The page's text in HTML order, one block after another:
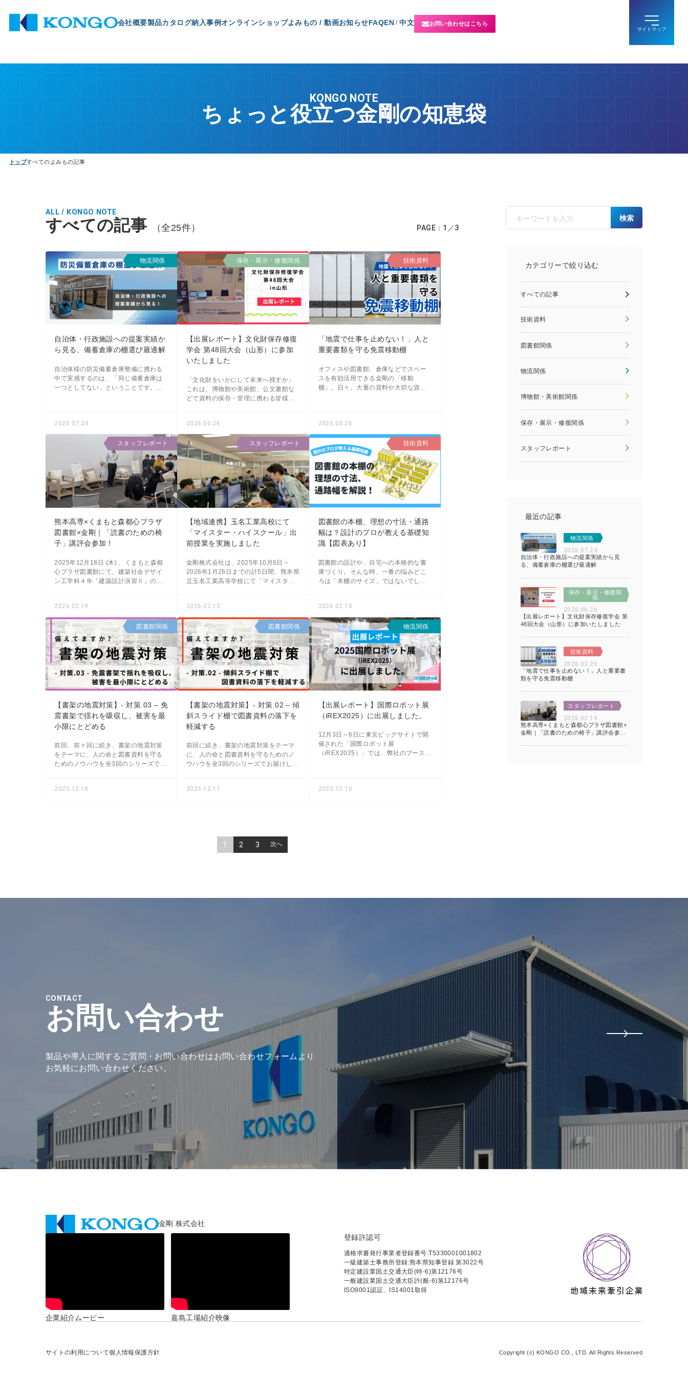
会社概要製品カタログ納入事例オンラインショップよみもの / 動画お知らせFAQEN /中文 お問い合わせはこちら
KONGO NOTE
ちょっと役立つ金剛の知恵袋
トップすべてのよみもの記事
ALL / KONGO NOTE
すべての記事 （全25件） PAGE：1／3
物流関係
自治体・行政施設への提案実績か
ら見る、備蓄倉庫の棚選び最適解
自治体様の防災備蓄倉庫整備に携わる
中で実感するのは、「同じ備蓄倉庫は
一つとしてない」ということです。備
2026.07.24
保存・展示・修復関係
【出展レポート】文化財保存修復
学会 第48回大会（山形）に参加
いたしました
「文化財をいかにして未来へ残すか」
これは、博物館や美術館、公文書館な
どで資料の保存・管理に携わる皆様に
復に関わる最新
2026.06.26
技術資料
「地震で仕事を止めない！」人と
重要書類を守る免震移動棚
オフィスや図書館、倉庫などでスペー
スを有効活用できる金剛の「移動
棚」。日々、大量の資料や大切な資産
2026.03.26
スタッフレポート
熊本高専×くまもと森都心プラザ
図書館×金剛｜「読書のための椅
子」講評会参加！
2025年12月18日 (木) 、くまもと森都
心プラザ図書館にて、建築社会デザイ
ン工学科４年「建築設計演習Ⅱ」の家
2026.02.19
スタッフレポート
【地域連携】玉名工業高校にて
「マイスター・ハイスクール」出
前授業を実施しました
金剛株式会社は、2025年10月6日～
2026年1月26日までの計5日間、熊本県
立玉名工業高等学校にて「マイスタ
を対象に、設計から
2026.02.13
技術資料
図書館の本棚、理想の寸法・通路
幅は？設計のプロが教える基礎知
識【図表あり】
図書館の設計や、自宅への本格的な書
庫づくり。そんな時、一番の悩みどこ
ろは「本棚のサイズ」ではないでしょ
は？」などなど…、図書館づくりには
2026.02.10
図書館関係
【書架の地震対策】- 対策.03 – 免
震書架で揺れを吸収し、被害を最
小限にとどめる
前回、前々回に続き、書架の地震対策
をテーマに、人の命と図書資料を守る
ためのノウハウを全3回のシリーズでお
し、被害を
2025.12.18
図書館関係
【書架の地震対策】- 対策.02 – 傾
斜スライド棚で図書資料の落下を
軽減する
前回に続き、書架の地震対策をテーマ
に、人の命と図書資料を守るためのノ
ウハウを全3回のシリーズでお届けして
下を軽減す
2025.12.11
物流関係
【出展レポート】国際ロボット展
（iREX2025）に出展しました。
12月3日～6日に東京ビッグサイトで開
催された「国際ロボット展
（iREX2025）」では、弊社のブースに
2025.12.10
1 2 3 次へ
検索
カテゴリーで絞り込む
すべての記事
技術資料
図書館関係
物流関係
博物館・美術館関係
保存・展示・修復関係
スタッフレポート
最近の記事
物流関係
2026.07.24
自治体・行政施設への提案実績から見
る、備蓄倉庫の棚選び最適解
保存・展示・修復関
係
2026.06.26
【出展レポート】文化財保存修復学会 第
48回大会（山形）に参加いたしました
技術資料
2026.03.26
「地震で仕事を止めない！」人と重要書
類を守る免震移動棚
スタッフレポート
2026.02.19
熊本高専×くまもと森都心プラザ図書館×
金剛｜「読書のための椅子」講評会参
CONTACT
お問い合わせ
製品や導入に関するご質問・お問い合わせはお問い合わせフォームより
お気軽にお問い合わせください。
金剛 株式会社
企業紹介ムービー 嘉島工場紹介映像
登録許認可
適格求書発行事業者登録番号:T5330001001802
一級建築士事務所登録:熊本県知事登録 第3022号
特定建設業国土交通大臣(特-6)第12176号
一般建設業国土交通大臣許(般-6)第12176号
ISO9001認証、IS14001取得
サイトの利用について個人情報保護方針 Copyright (c) KONGO CO., LTD. All Rights Reserved